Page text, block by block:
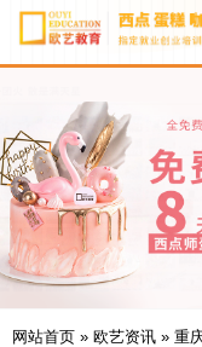
网站首页 » 欧艺资讯 » 重